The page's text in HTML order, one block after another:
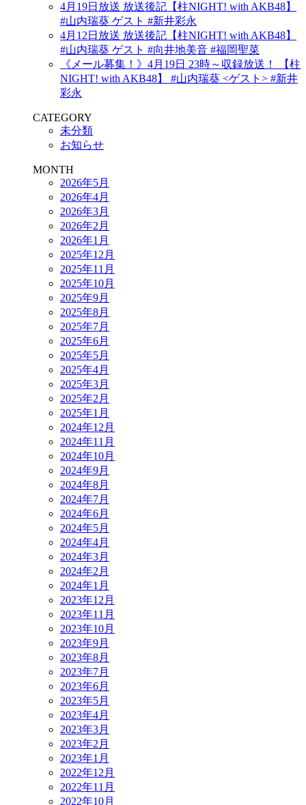
4月19日放送 放送後記【柱NIGHT! with AKB48】
#山内瑞葵 ゲスト #新井彩永
4月12日放送 放送後記【柱NIGHT! with AKB48】
#山内瑞葵 ゲスト #向井地美音 #福岡聖菜
《メール募集！》4月19日 23時～収録放送！ 【柱
NIGHT! with AKB48】 #山内瑞葵 <ゲスト> #新井
彩永
CATEGORY
未分類
お知らせ
MONTH
2026年5月
2026年4月
2026年3月
2026年2月
2026年1月
2025年12月
2025年11月
2025年10月
2025年9月
2025年8月
2025年7月
2025年6月
2025年5月
2025年4月
2025年3月
2025年2月
2025年1月
2024年12月
2024年11月
2024年10月
2024年9月
2024年8月
2024年7月
2024年6月
2024年5月
2024年4月
2024年3月
2024年2月
2024年1月
2023年12月
2023年11月
2023年10月
2023年9月
2023年8月
2023年7月
2023年6月
2023年5月
2023年4月
2023年3月
2023年2月
2023年1月
2022年12月
2022年11月
2022年10月